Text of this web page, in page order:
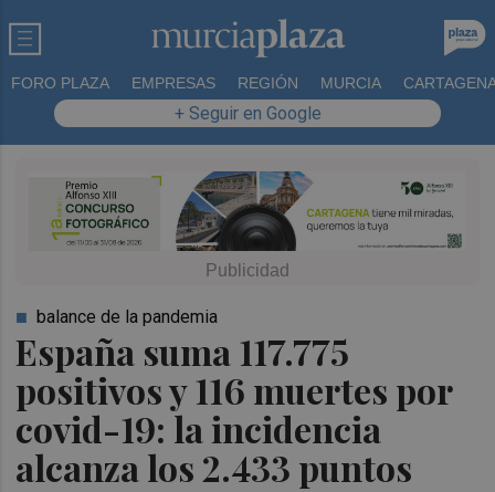
FORO PLAZA EMPRESAS REGIÓN MURCIA
+ Seguir en Google
España suma 117.775
positivos y 116 muertes por
covid-19: la incidencia
alcanza los 2.433 puntos
balance de la pandemia